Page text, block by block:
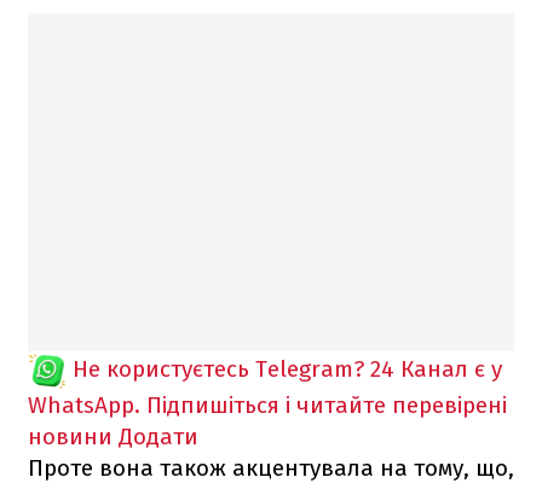
Не користуєтесь Telegram? 24 Канал є у
WhatsApp. Підпишіться і читайте перевірені
новини Додати
Проте вона також акцентувала на тому, що,